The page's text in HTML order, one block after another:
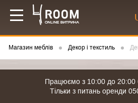
Магазин меблів Декор і текстиль
Працюємо з 10:00 до 20:00
Тільки з питань оренди